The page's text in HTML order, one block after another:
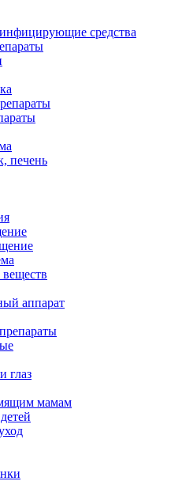
средства
печень
аппарат
глаз
мамам